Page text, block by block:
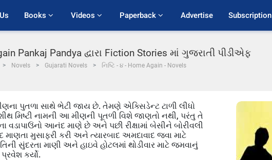
Books Videos Paperback Advertise Subscription
Pankaj Pandya દ્વારા Fiction Stories માં ગુજરાતી પીડીએફ
Novels Gujarati Novels નિષ્ટિ - ૪ - Home Again - Novels
પુતળા સાથે ભેટી જાય છે. તેમણે એક્સિડેન્ટ ટાળી લીધો
મિષ્ટી નામની આ મીણની પૂતળી વિશે જાણતો નથી, પરંતુ તે
આનંદ માણે છે અને પછી રીક્ષામાં બેસીને બોરીવલી
મુસાફરી કરી અને ત્યારબાદ અમદાવાદ જવા માટે
સુંદરતા માણી અને હાઇવે હોટલમાં થોડીવાર માટે જમવાનું
કર્યો.